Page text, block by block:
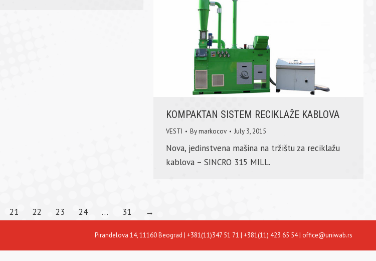
KOMPAKTAN SISTEM RECIKLAŽE KABLOVA
VESTI By markocov July 3, 2015
Nova, jedinstvena mašina na tržištu za reciklažu
kablova – SINCRO 315 MILL.
21 22 23 24 … 31 →
Pirandelova 14, 11160 Beograd | +381(11)347 51 71 | +381(11) 423 65 54 | office@uniwab.rs